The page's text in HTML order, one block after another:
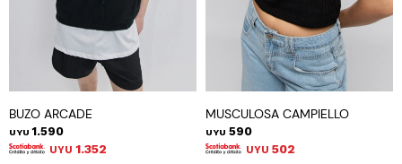
BUZO ARCADE
UYU 1.590
UYU 1.352
MUSCULOSA CAMPIELLO
UYU 590
UYU 502